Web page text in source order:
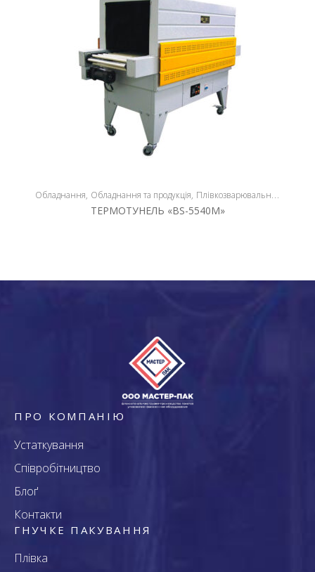
Обладнання Обладнання та продукція Плівкозварювальне обладнання
ТЕРМОТУНЕЛЬ «BS-5540M»
ПРО КОМПАНІЮ
Устаткування
Співробітництво
Блоґ
Контакти
ГНУЧКЕ ПАКУВАННЯ
Плівка